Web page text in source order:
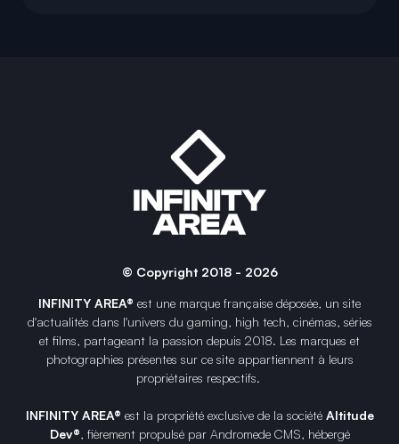
© Copyright 2018 - 2026
INFINITY AREA® est une marque française déposée, un site
d'actualités dans l'univers du gaming, high tech, cinémas, séries
et films, partageant la passion depuis 2018. Les marques et
photographies présentes sur ce site appartiennent à leurs
propriétaires respectifs.
INFINITY AREA® est la propriété exclusive de la société Altitude
Dev®, fièrement propulsé par Andromede CMS, hébergé